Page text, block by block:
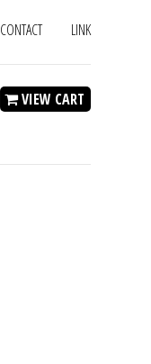
CONTACT LINK
VIEW CART